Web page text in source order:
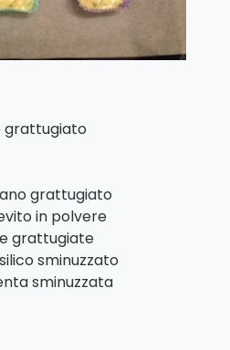
grattugiato
grattugiato
in polvere
grattugiate
sminuzzato
sminuzzata